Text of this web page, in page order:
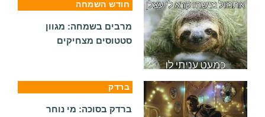
חודש השמחה
מרבים בשמחה: מגוון
סטטוסים מצחיקים
ברדק
ברדק בסוכה: מי נוחר